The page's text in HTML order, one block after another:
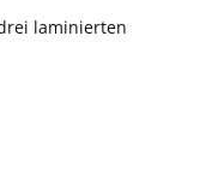
laminierten